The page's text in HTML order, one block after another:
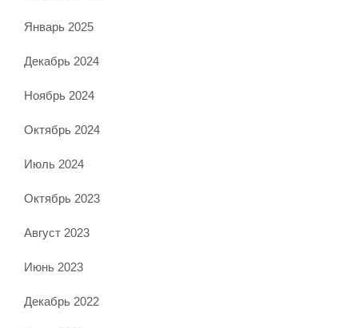
Январь 2025
Декабрь 2024
Ноябрь 2024
Октябрь 2024
Июль 2024
Октябрь 2023
Август 2023
Июнь 2023
Декабрь 2022